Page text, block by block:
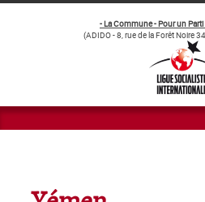
- La Commune - Pour un
(ADIDO - 8, rue de la Forêt Noire